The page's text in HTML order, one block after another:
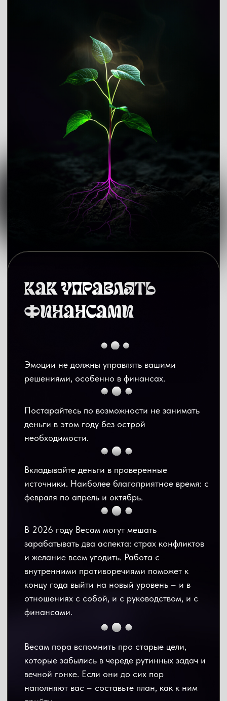
Эмоции не должны управлять вашими
решениями, особенно в финансах.
Постарайтесь по возможности не занимать
деньги в этом году без острой
Вкладывайте деньги в проверенные
источники. Наиболее благоприятное время: с
февраля по апрель и октябрь.
В 2026 году Весам могут мешать
зарабатывать два аспекта: страх конфликтов
и желание всем угодить. Работа с
внутренними противоречиями поможет к
концу года выйти на новый уровень – и в
которые забылись в череде рутинных задач и
вечной гонке. Если они до сих пор
прийти.
Звезды обращают внимание, что 2026 год
для Весов - год перерождения, наилучший
период для раскрытия потенциала через
Сатурн- отвечает за партнерство. Может
ограничить контакты с внешним миром,
оставляя лишь деловые и необходимые.